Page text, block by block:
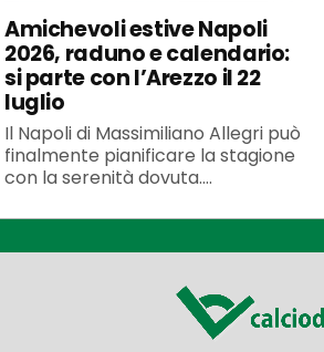
Amichevoli estive Napoli
2026, raduno e calendario:
si parte con l’Arezzo il 22
luglio
Il Napoli di Massimiliano Allegri può
finalmente pianificare la stagione
con la serenità dovuta....